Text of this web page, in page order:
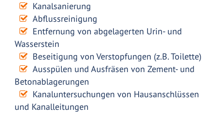
Kanalsanierung
Abflussreinigung
Entfernung von abgelagerten Urin- und
Wasserstein
Beseitigung von Verstopfungen (z.B. Toilette)
Ausspülen und Ausfräsen von Zement- und
Betonablagerungen
Kanaluntersuchungen von Hausanschlüssen
und Kanalleitungen